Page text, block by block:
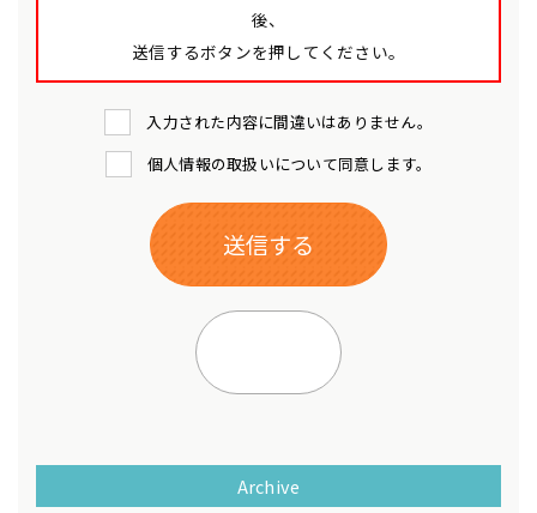
後、
送信するボタンを押してください。
入力された内容に間違いはありません。
個人情報の取扱いについて同意します。
Archive